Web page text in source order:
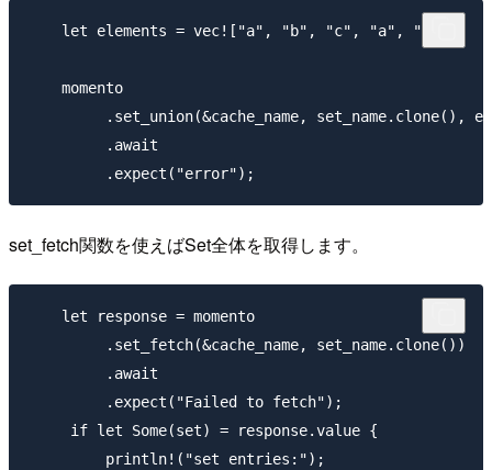
    let elements = vec!["a", "b", "c", "a", "d"];
    momento
.set_union(&cache_name, set_name.clone(),
         .await
set_fetch関数を使えばSet全体を取得します。
    let response = momento
         .set_fetch(&cache_name, set_name.clone())
         .await
         .expect("Failed to fetch");
     if let Some(set) = response.value {
         println!("set entries:");